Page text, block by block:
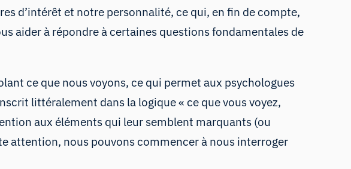
d’intérêt et notre personnalité, ce qui, en fin de compte,
aider à répondre à certaines questions fondamentales de
ce que nous voyons, ce qui permet aux psychologues
littéralement dans la logique « ce que vous voyez,
aux éléments qui leur semblent marquants (ou
attention, nous pouvons commencer à nous interroger